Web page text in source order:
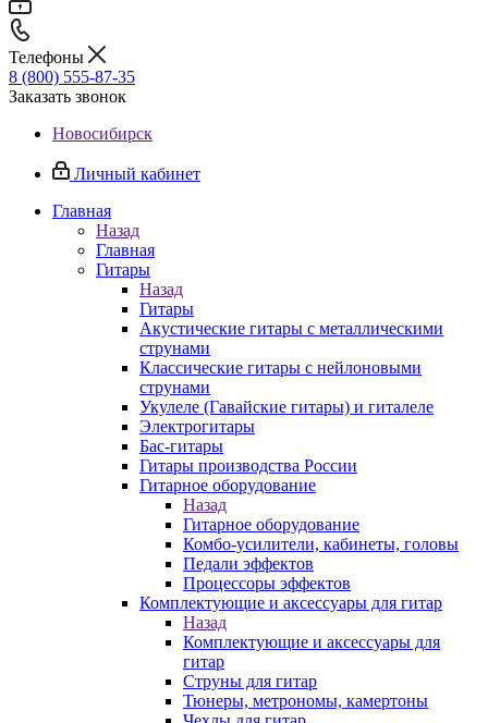
Телефоны
8 (800) 555-87-35
Заказать звонок
Новосибирск
Личный кабинет
Главная
Назад
Главная
Гитары
Назад
Гитары
Акустические гитары с металлическими
струнами
Классические гитары с нейлоновыми
струнами
Укулеле (Гавайские гитары) и гиталеле
Электрогитары
Бас-гитары
Гитары производства России
Гитарное оборудование
Назад
Гитарное оборудование
Комбо-усилители, кабинеты, головы
Педали эффектов
Процессоры эффектов
Комплектующие и аксессуары для гитар
Назад
Комплектующие и аксессуары для
гитар
Струны для гитар
Тюнеры, метрономы, камертоны